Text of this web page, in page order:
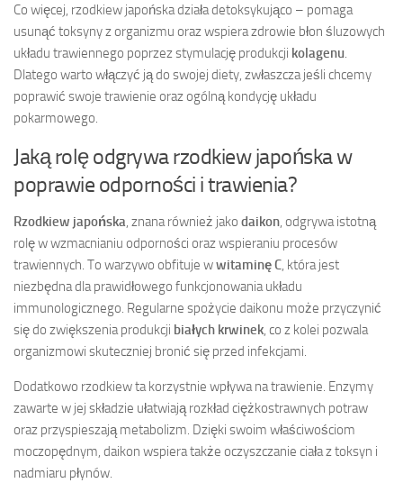
Co więcej, rzodkiew japońska działa detoksykująco – pomaga
usunąć toksyny z organizmu oraz wspiera zdrowie błon śluzowych
układu trawiennego poprzez stymulację produkcji kolagenu.
Dlatego warto włączyć ją do swojej diety, zwłaszcza jeśli chcemy
poprawić swoje trawienie oraz ogólną kondycję układu
pokarmowego.
Jaką rolę odgrywa rzodkiew japońska w
poprawie odporności i trawienia?
Rzodkiew japońska, znana również jako daikon, odgrywa istotną
rolę w wzmacnianiu odporności oraz wspieraniu procesów
trawiennych. To warzywo obfituje wwitaminę C, która jest
niezbędna dla prawidłowego funkcjonowania układu
immunologicznego. Regularne spożycie daikonu może przyczynić
się do zwiększenia produkcji białych krwinek, co z kolei pozwala
organizmowi skuteczniej bronić się przed infekcjami.
Dodatkowo rzodkiew ta korzystnie wpływa na trawienie. Enzymy
zawarte w jej składzie ułatwiają rozkład ciężkostrawnych potraw
oraz przyspieszają metabolizm. Dzięki swoim właściwościom
moczopędnym, daikon wspiera także oczyszczanie ciała z toksyn i
nadmiaru płynów.